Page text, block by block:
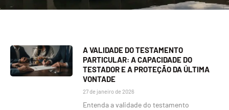
A VALIDADE DO TESTAMENTO
PARTICULAR: A CAPACIDADE DO
TESTADOR E A PROTEÇÃO DA ÚLTIMA
VONTADE
27 de janeiro de 2026
Entenda a validade do testamento